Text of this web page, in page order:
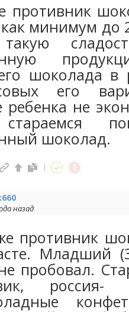
противник
минимум до
шоколада в
его
ребенка не
шоколад.
назад
противник
Младший
пробовал.